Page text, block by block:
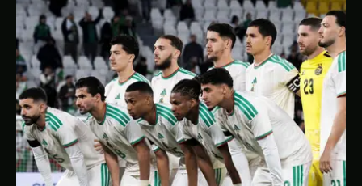
GALERIE
À PROPOS
CONTACT